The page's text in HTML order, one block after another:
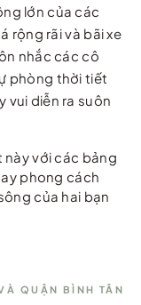
lớn của các
rộng rãi và bãi xe
nhắc các cô
phòng thời tiết
vui diễn ra suôn
này với các bảng
phong cách
của hai bạn
QUẬN BÌNH TÂN